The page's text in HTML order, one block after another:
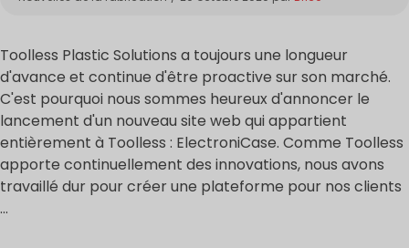
Toolless Plastic Solutions a toujours une longueur
d'avance et continue d'être proactive sur son marché.
C'est pourquoi nous sommes heureux d'annoncer le
lancement d'un nouveau site web qui appartient
entièrement à Toolless : ElectroniCase. Comme Toolless
apporte continuellement des innovations, nous avons
travaillé dur pour créer une plateforme pour nos clients
...